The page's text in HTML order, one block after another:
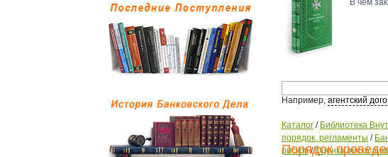
В чем
Например, агентский
Каталог / Библиотека
порядок, регламенты /
рисков/Оценка риска
Порядок